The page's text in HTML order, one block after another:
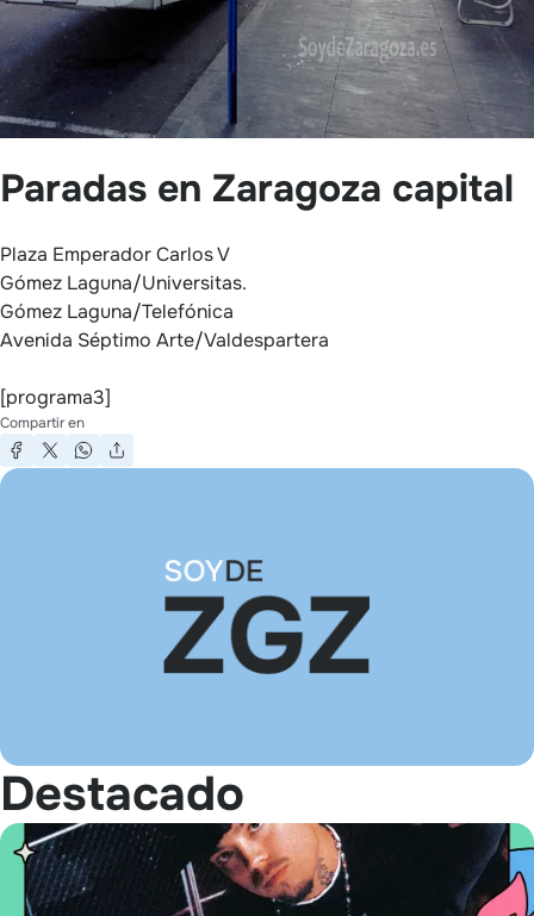
Paradas en Zaragoza capital
Plaza Emperador Carlos V
Gómez Laguna/Universitas.
Gómez Laguna/Telefónica
Avenida Séptimo Arte/Valdespartera
[programa3]
Compartir en
Destacado